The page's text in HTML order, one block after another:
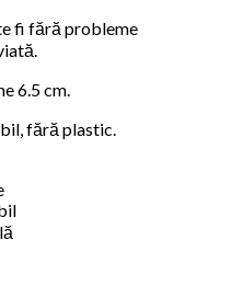
fi fără probleme
6.5 cm.
fără plastic.